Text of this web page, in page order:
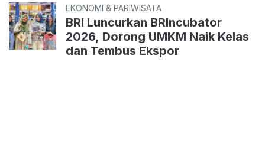
EKONOMI & PARIWISATA
BRI Luncurkan BRIncubator
2026, Dorong UMKM Naik Kelas
dan Tembus Ekspor